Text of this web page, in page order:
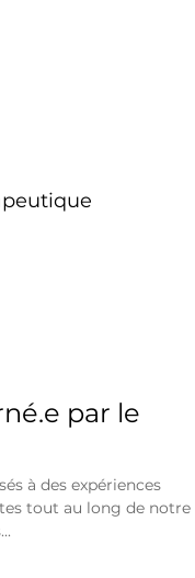
par le
à des expériences
tout au long de notre